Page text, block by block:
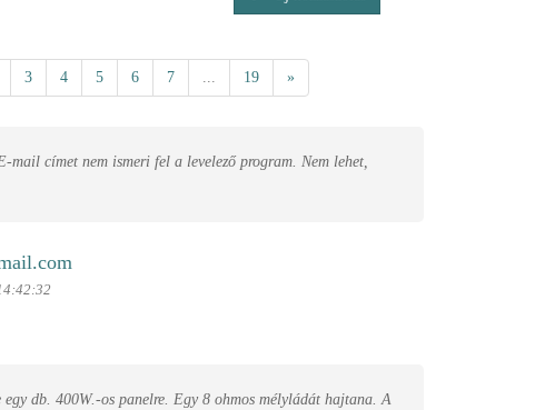
3 4 5 6 7 ... 19 »
mail címet nem ismeri fel a levelező program. Nem lehet,
egy db. 400W.-os panelre. Egy 8 ohmos mélyládát hajtana. A